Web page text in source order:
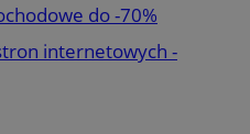
do -70%
internetowych -